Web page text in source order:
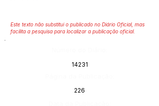
Este texto não substitui o publicado no Diário Oficial, mas
facilita a pesquisa para localizar a publicação oficial.
14231
226